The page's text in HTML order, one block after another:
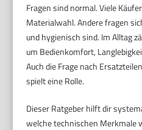
Fragen sind normal. Viele
Materialwahl. Andere fragen
und hygienisch sind. Im Alltag
um Bedienkomfort,
Auch die Frage nach
spielt eine Rolle.
Dieser Ratgeber hilft dir
welche technischen Merkmale